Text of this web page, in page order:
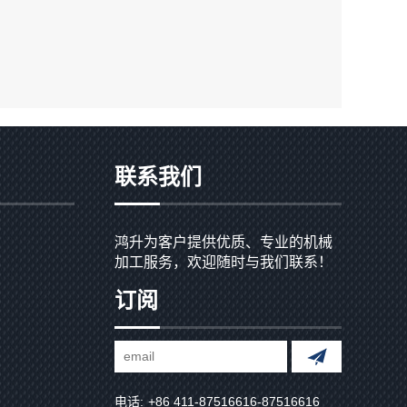
联系我们
鸿升为客户提供优质、专业的机械
加工服务，欢迎随时与我们联系！
订阅
电话: +86 411-87516616-87516616